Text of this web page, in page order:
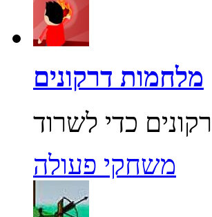
מלחמות דרקונים
משחקי פעולה